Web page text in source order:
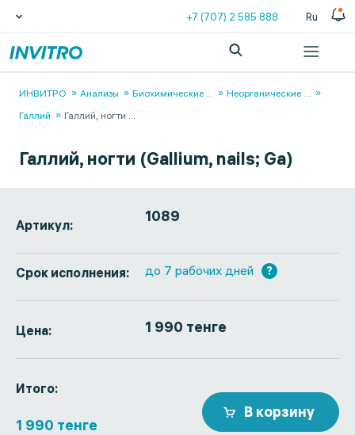
+7 (707) 2 585 888 Ru
ИНВИТРО Анализы Биохимические ... Неорганические ...
Галлий
Галлий, ногти ...
Галлий, ногти (Gallium, nails; Ga)
Артикул: 1089
Срок исполнения: до 7 рабочих дней ?
Цена: 1 990 тенге
Итого:
1 990 тенге
В корзину